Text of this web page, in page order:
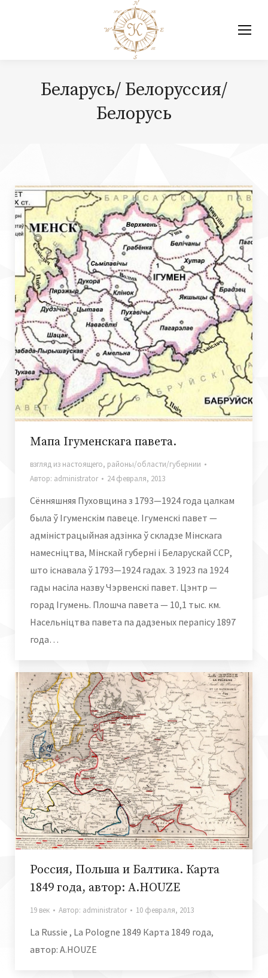
Беларусь/ Белоруссия/
Белорусь
Мапа Ігуменскага павета.
взгляд из настоящего, районы/области/губернии
Автор: administrator 24 февраля, 2013
Сённяшняя Пуховщина з 1793—1924 года цалкам
была ў Ігуменскім павеце. Ігуменскі павет —
адміністрацыйная адзінка ў складзе Мінскага
намесніцтва, Мінскай губерні і Беларускай ССР,
што існавала ў 1793—1924 гадах. З 1923 па 1924
гады насіла назву Чэрвенскі павет. Цэнтр —
горад Ігумень. Плошча павета — 10,1 тыс. км.
Насельніцтва павета па дадзеных перапісу 1897
года…
Россия, Польша и Балтика. Карта
1849 года, автор: A.HOUZE
19 век Автор: administrator 10 февраля, 2013
La Russie , La Pologne 1849 Карта 1849 года,
автор: A.HOUZE